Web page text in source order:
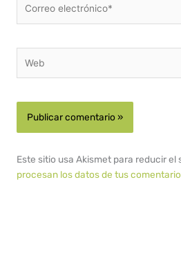
electrónico*
Este sitio usa Akismet para reducir el
procesan los datos de tus